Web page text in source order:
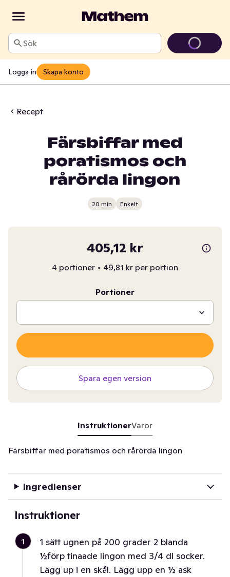
Sök
Logga in Skapa konto
Recept
Färsbiffar med
poratismos och
rårörda lingon
20 min Enkelt
405,12 kr
4 portioner • 49,81 kr per portion
Portioner
Spara egen version
InstruktionerVaror
Färsbiffar med poratismos och rårörda lingon
Ingredienser
Instruktioner
1
1 sätt ugnen på 200 grader 2 blanda
½förp tinaade lingon med 3/4 dl socker.
Lägg up i en skål. Lägg upp en ½ ask